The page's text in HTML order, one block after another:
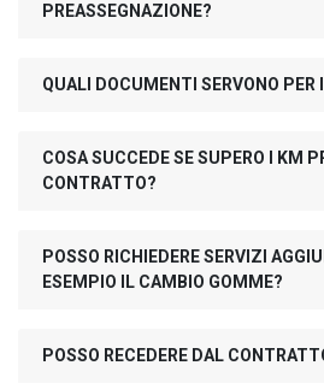
PREASSEGNAZIONE?
QUALI DOCUMENTI SERVONO PER
COSA SUCCEDE SE SUPERO I KM
CONTRATTO?
POSSO RICHIEDERE SERVIZI
ESEMPIO IL CAMBIO GOMME?
POSSO RECEDERE DAL